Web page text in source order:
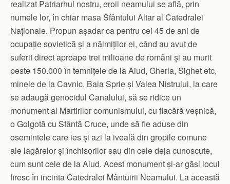
realizat Patriarhul nostru, eroii neamului se află, prin
numele lor, în chiar masa Sfântului Altar al Catedralei
Naționale. Propun așadar ca pentru cei 45 de ani de
ocupație sovietică și a năimiților ei, când au avut de
suferit direct aproape trei milioane de români și au murit
peste 150.000 în temnițele de la Aiud, Gherla, Sighet etc,
minele de la Cavnic, Baia Sprie și Valea Nistrului, la care
se adaugă genocidul Canalului, să se ridice un
monument al Martirilor comunismului, cu flacără veșnică,
o Golgotă cu Sfântă Cruce, unde să fie aduse din
osemintele care ies și azi la iveală din gropile comune
ale lagărelor și închisorilor sau din cele deja cunoscute,
cum sunt cele de la Aiud. Acest monument și-ar găsi locul
firesc în incinta Catedralei Mântuirii Neamului. La această